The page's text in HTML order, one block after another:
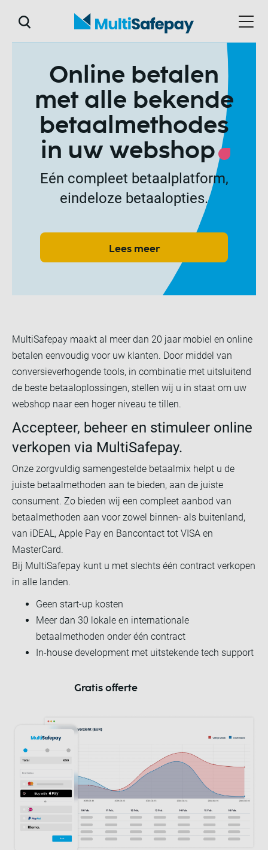
Online betalen
met alle bekende
betaalmethodes
in uw webshop
Eén compleet betaalplatform,
eindeloze betaalopties.
Lees meer
MultiSafepay maakt al meer dan 20 jaar mobiel en online
betalen eenvoudig voor uw klanten. Door middel van
conversieverhogende tools, in combinatie met uitsluitend
de beste betaaloplossingen, stellen wij u in staat om uw
webshop naar een hoger niveau te tillen.
Accepteer, beheer en stimuleer online
verkopen via MultiSafepay.
Onze zorgvuldig samengestelde betaalmix helpt u de
juiste betaalmethoden aan te bieden, aan de juiste
consument. Zo bieden wij een compleet aanbod van
betaalmethoden aan voor zowel binnen- als buitenland,
van iDEAL, Apple Pay en Bancontact tot VISA en
MasterCard.
Bij MultiSafepay kunt u met slechts één contract verkopen
in alle landen.
Geen start-up kosten
Meer dan 30 lokale en internationale
betaalmethoden onder één contract
In-house development met uitstekende tech support
Gratis offerte